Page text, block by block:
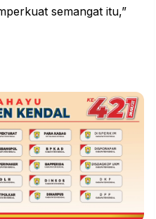
semangat itu,”